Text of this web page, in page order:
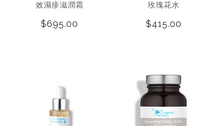
效濕疹滋潤霜
$695.00
玫瑰花水
$415.00